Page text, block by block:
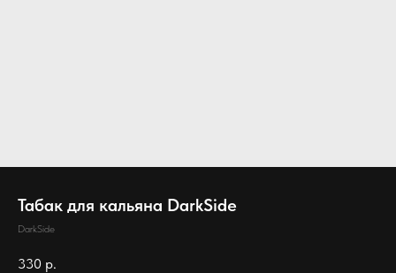
Табак для кальяна DarkSide
DarkSide
330 р.